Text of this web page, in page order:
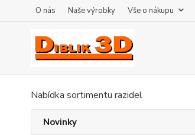
O nás Naše výrobky Vše o nákupu
Nabídka sortimentu razidel
Novinky